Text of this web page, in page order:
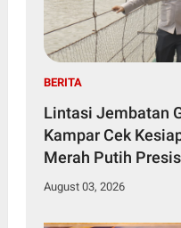
BERITA
Lintasi Jembatan
Kampar Cek
Merah Putih
August 03, 2026